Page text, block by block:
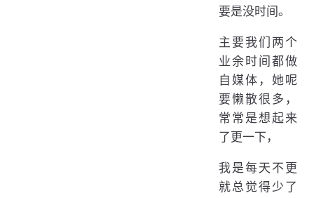
要是没时间。
主要我们两个
业余时间都做
自媒体，她呢
要懒散很多，
常常是想起来
了更一下，
我是每天不更
就总觉得少了